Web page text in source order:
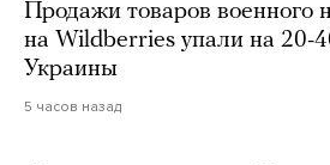
Продажи товаров военного
на Wildberries упали на 20-
Украины
5 часов назад